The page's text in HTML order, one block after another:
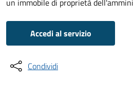
un immobile di proprietà
Accedi al servizio
Condividi